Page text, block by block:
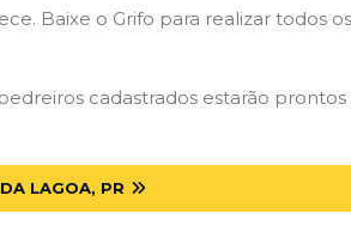
Baixe o Grifo para realizar todos
cadastrados estarão
LAGOA, PR